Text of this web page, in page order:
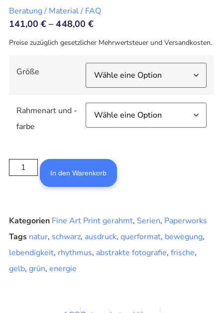
Beratung / Material / FAQ
141,00€ –448,00 €
Preise zuzüglich gesetzlicher Mehrwertsteuer und Versandkosten.
Größe
Rahmenart und -
farbe
In den Warenkorb
Kategorien Fine Art Print gerahmt, Serien, Paperworks
Tags natur, schwarz, ausdruck, querformat, bewegung,
lebendigkeit, rhythmus, abstrakte fotografie, frische,
gelb, grün, energie